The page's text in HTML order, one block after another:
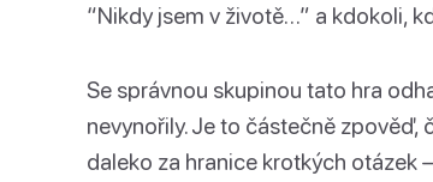
“Nikdy jsem v životě…” a kdokoli,
Se správnou skupinou tato hra
nevynořily. Je to částečně zpověď,
daleko za hranice krotkých otázek